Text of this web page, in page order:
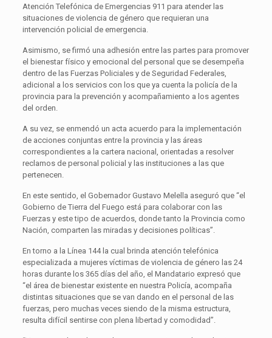
Atención Telefónica de Emergencias 911 para atender las
situaciones de violencia de género que requieran una
intervención policial de emergencia.
Asimismo, se firmó una adhesión entre las partes para promover
el bienestar físico y emocional del personal que se desempeña
dentro de las Fuerzas Policiales y de Seguridad Federales,
adicional a los servicios con los que ya cuenta la policía de la
provincia para la prevención y acompañamiento a los agentes
del orden.
A su vez, se enmendó un acta acuerdo para la implementación
de acciones conjuntas entre la provincia y las áreas
correspondientes a la cartera nacional, orientadas a resolver
reclamos de personal policial y las instituciones a las que
pertenecen.
En este sentido, el Gobernador Gustavo Melella aseguró que “el
Gobierno de Tierra del Fuego está para colaborar con las
Fuerzas y este tipo de acuerdos, donde tanto la Provincia como
Nación, comparten las miradas y decisiones políticas”.
En torno a la Línea 144 la cual brinda atención telefónica
especializada a mujeres víctimas de violencia de género las 24
horas durante los 365 días del año, el Mandatario expresó que
“el área de bienestar existente en nuestra Policía, acompaña
distintas situaciones que se van dando en el personal de las
fuerzas, pero muchas veces siendo de la misma estructura,
resulta difícil sentirse con plena libertad y comodidad”.